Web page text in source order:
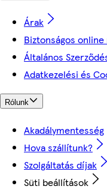
Árak
Biztonságos
Általános
Adatkezelési és
Rólunk
Akadálymentesség
Hova szállítunk?
Szolgáltatás díjak
Süti beállítások